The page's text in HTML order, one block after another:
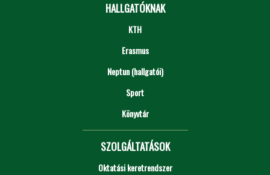
HALLGATÓKNAK
KTH
Erasmus
Neptun (hallgatói)
Sport
Könyvtár
SZOLGÁLTATÁSOK
Oktatási keretrendszer